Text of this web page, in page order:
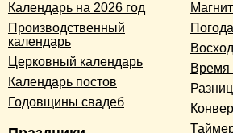
Календарь на 2026 год
Производственный
календарь
Церковный календарь
Календарь постов
Годовщины свадеб
Погода
Время